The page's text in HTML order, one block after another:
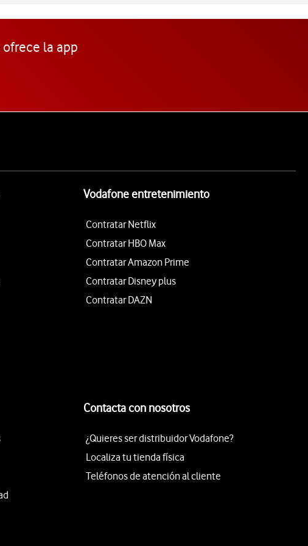
la app
Vodafone entretenimiento
Contratar Netflix
Contratar HBO Max
Contratar Amazon Prime
Contratar Disney plus
Contratar DAZN
Contacta con nosotros
¿Quieres ser distribuidor Vodafone?
Localiza tu tienda física
Teléfonos de atención al cliente